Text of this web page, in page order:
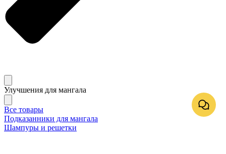
Улучшения для мангала
Все товары
Подказанники для мангала
Шампуры и решетки